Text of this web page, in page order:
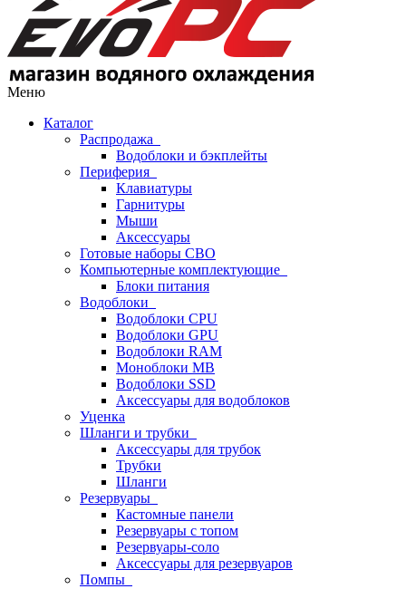
Меню
Каталог
Распродажа
Водоблоки и бэкплейты
Периферия
Клавиатуры
Гарнитуры
Мыши
Аксессуары
Готовые наборы СВО
Компьютерные комплектующие
Блоки питания
Водоблоки
Водоблоки CPU
Водоблоки GPU
Водоблоки RAM
Моноблоки MB
Водоблоки SSD
Аксессуары для водоблоков
Уценка
Шланги и трубки
Аксессуары для трубок
Трубки
Шланги
Резервуары
Кастомные панели
Резервуары с топом
Резервуары-соло
Аксессуары для резервуаров
Помпы